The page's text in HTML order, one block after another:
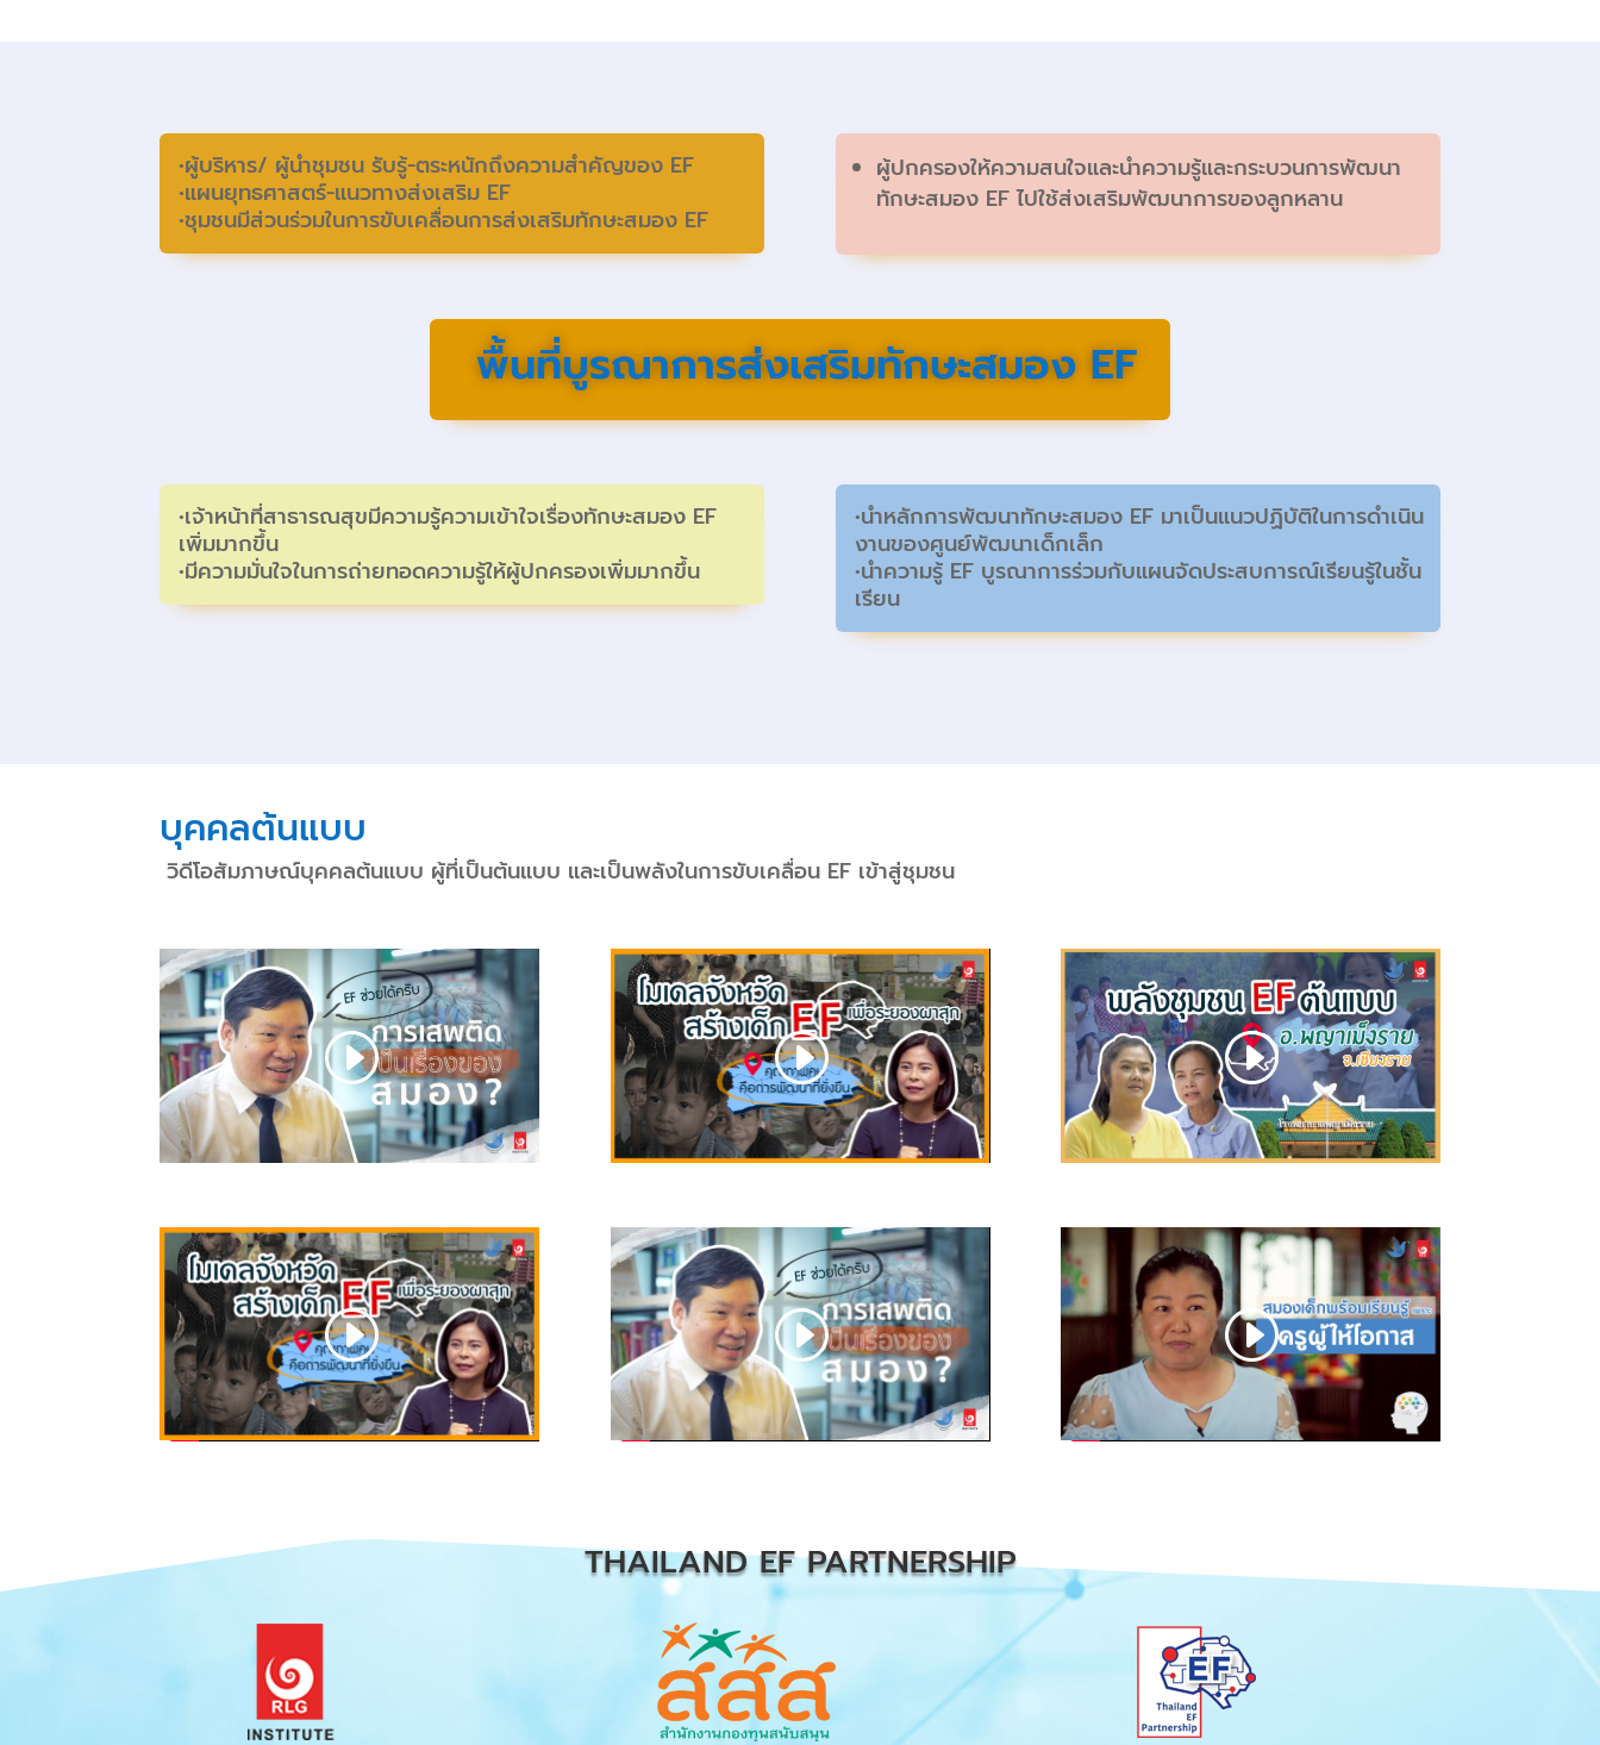
•ผู้บริหาร/ ผู้นำชุมชน รับรู้-ตระหนักถึงความสำคัญของ EF
•แผนยุทธศาสตร์-แนวทางส่งเสริม EF
•ชุมชนมีส่วนร่วมในการขับเคลื่อนการส่งเสริมทักษะสมอง EF
ผู้ปกครองให้ความสนใจและนำความรู้และกระบวนการพัฒนา
ทักษะสมอง EF ไปใช้ส่งเสริมพัฒนาการของลูกหลาน
พื้นที่บูรณาการส่งเสริมทักษะสมอง EF
•เจ้าหน้าที่สาธารณสุขมีความรู้ความเข้าใจเรื่องทักษะสมอง EF
เพิ่มมากขึ้น
•มีความมั่นใจในการถ่ายทอดความรู้ให้ผู้ปกครองเพิ่มมากขึ้น
•นำหลักการพัฒนาทักษะสมอง EF มาเป็นแนวปฏิบัติในการดำเนิน
งานของศูนย์พัฒนาเด็กเล็ก
•นำความรู้ EF บูรณาการร่วมกับแผนจัดประสบการณ์เรียนรู้ในชั้น
เรียน
บุคคลต้นแบบ
วิดีโอสัมภาษณ์บุคคลต้นแบบ ผู้ที่เป็นต้นแบบ และเป็นพลังในการขับเคลื่อน EF เข้าสู่ชุมชน
THAILAND EF PARTNERSHIP